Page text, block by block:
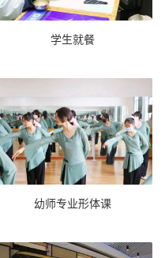
学生就餐
幼师专业形体课